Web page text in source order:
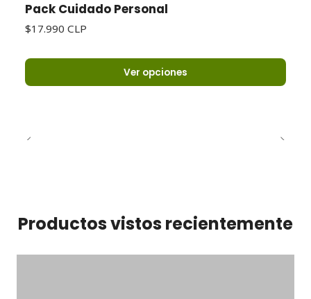
Pack Cuidado Personal
$17.990 CLP
Ver opciones
Productos vistos recientemente